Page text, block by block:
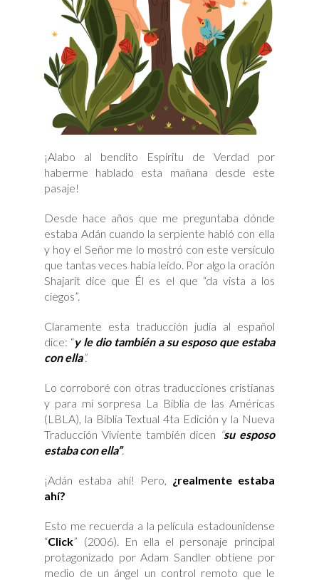
¡Alabo al bendito Espíritu de Verdad por
haberme hablado esta mañana desde este
pasaje!
Desde hace años que me preguntaba dónde
estaba Adán cuando la serpiente habló con ella
y hoy el Señor me lo mostró con este versículo
que tantas veces había leído. Por algo la oración
Shajarit dice que Él es el que “da vista a los
ciegos”.
Claramente esta traducción judía al español
dice: “y le dio también a su esposo que estaba
con ella”.
Lo corroboré con otras traducciones cristianas
y para mi sorpresa La Biblia de las Américas
(LBLA), la Biblia Textual 4ta Edición y la Nueva
Traducción Viviente también dicen “su esposo
estaba con ella”.
¡Adán estaba ahí! Pero, ¿realmente estaba
ahí?
Esto me recuerda a la película estadounidense
“Click” (2006). En ella el personaje principal
protagonizado por Adam Sandler obtiene por
medio de un ángel un control remoto que le